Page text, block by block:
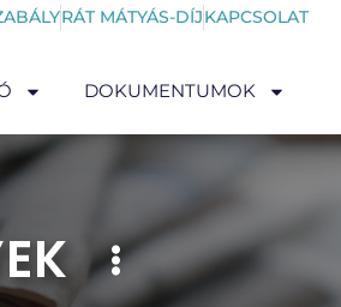
RÁT MÁTYÁS-DÍJKAPCSOLAT
DOKUMENTUMOK